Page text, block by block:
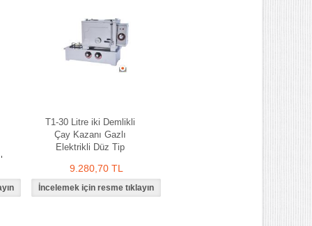
T1-30 Litre iki Demlikli
Çay Kazanı Gazlı
Elektrikli Düz Tip
9.280,70 TL